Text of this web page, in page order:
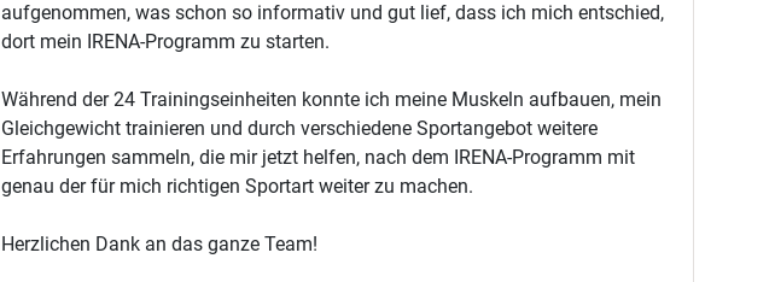
aufgenommen, was schon so informativ und gut lief, dass ich mich entschied,
dort mein IRENA-Programm zu starten.
Während der 24 Trainingseinheiten konnte ich meine Muskeln aufbauen, mein
Gleichgewicht trainieren und durch verschiedene Sportangebot weitere
Erfahrungen sammeln, die mir jetzt helfen, nach dem IRENA-Programm mit
genau der für mich richtigen Sportart weiter zu machen.
Herzlichen Dank an das ganze Team!